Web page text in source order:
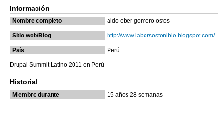
Información
Nombre completo aldo eber gomero ostos
Sitio web/Blog http://www.laborsostenible.blogspot.com/
País Perú
Drupal Summit Latino 2011 en Perú
Historial
Miembro durante 15 años 28 semanas